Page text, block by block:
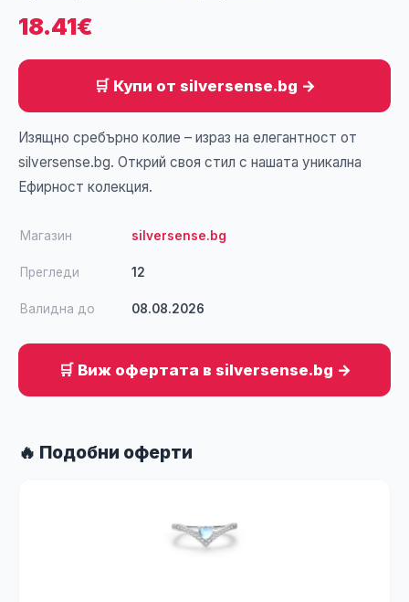
18.41€
🛒 Купи от silversense.bg →
Изящно сребърно колие – израз на елегантност от
silversense.bg. Открий своя стил с нашата уникална
Ефирност колекция.
Магазин silversense.bg
Прегледи 12
Валидна до 08.08.2026
🛒 Виж офертата в silversense.bg →
🔥 Подобни оферти